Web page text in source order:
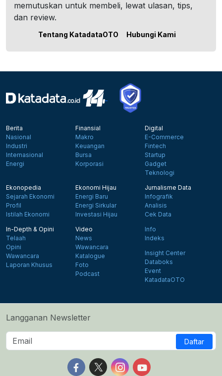
memutuskan untuk membeli, lewat ulasan, tips,
dan review.
Tentang KatadataOTO Hubungi Kami
Berita
Nasional
Industri
Internasional
Energi
Finansial
Makro
Keuangan
Bursa
Korporasi
Digital
E-Commerce
Fintech
Startup
Gadget
Teknologi
Ekonopedia
Sejarah Ekonomi
Profil
Istilah Ekonomi
Ekonomi Hijau
Energi Baru
Energi Sirkular
Investasi Hijau
Jurnalisme Data
Infografik
Analisis
Cek Data
In-Depth & Opini
Telaah
Opini
Wawancara
Laporan Khusus
Video
News
Wawancara
Katalogue
Foto
Podcast
Info
Indeks
Insight Center
Databoks
Event
KatadataOTO
Langganan Newsletter
Daftar
Follow us on Facebook
Follow us on X
Follow us on Instagram
Follow us on